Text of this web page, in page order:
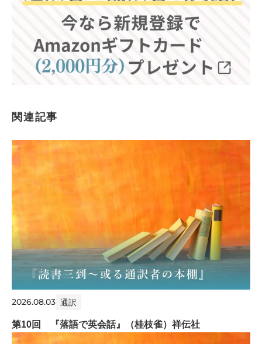
関連記事
2026.08.03 通訳
第10回 『落語で英会話』（桂枝雀）祥伝社